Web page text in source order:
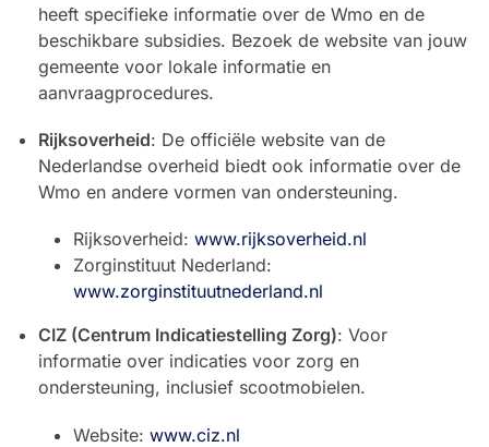
heeft specifieke informatie over de Wmo en de
beschikbare subsidies. Bezoek de website van jouw
gemeente voor lokale informatie en
aanvraagprocedures.
Rijksoverheid: De officiële website van de
Nederlandse overheid biedt ook informatie over de
Wmo en andere vormen van ondersteuning.
Rijksoverheid: www.rijksoverheid.nl
Zorginstituut Nederland:
www.zorginstituutnederland.nl
CIZ (Centrum Indicatiestelling Zorg): Voor
informatie over indicaties voor zorg en
ondersteuning, inclusief scootmobielen.
Website: www.ciz.nl